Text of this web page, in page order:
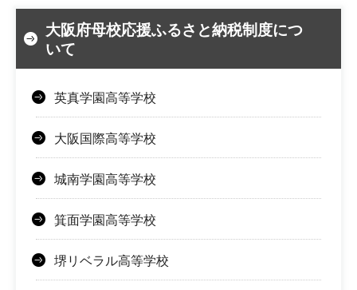
大阪府母校応援ふるさと納税制度につ
いて
英真学園高等学校
大阪国際高等学校
城南学園高等学校
箕面学園高等学校
堺リベラル高等学校